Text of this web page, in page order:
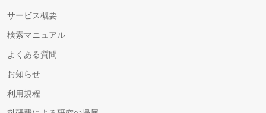
サービス概要
検索マニュアル
よくある質問
お知らせ
利用規程